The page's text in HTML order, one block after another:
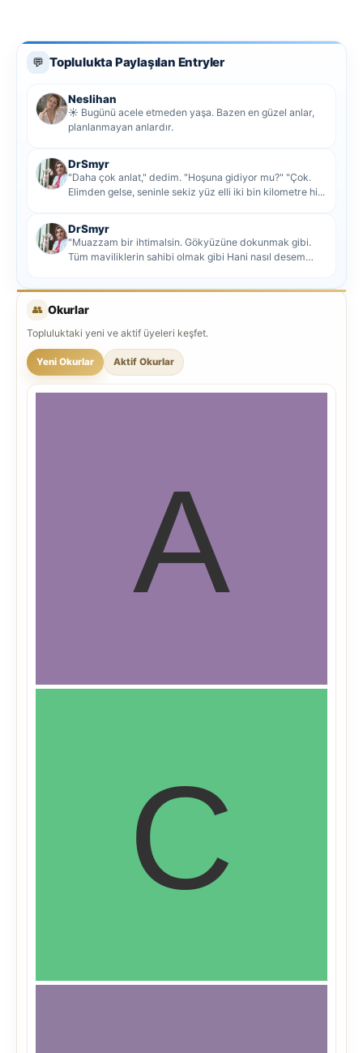
💬 Toplulukta Paylaşılan Entryler
Neslihan
☀️ Bugünü acele etmeden yaşa. Bazen en güzel anlar,
planlanmayan anlardır.
DrSmyr
"Daha çok anlat," dedim. "Hoşuna gidiyor mu?" "Çok.
Elimden gelse, seninle sekiz yüz elli iki bin kilometre hi...
DrSmyr
"Muazzam bir ihtimalsin. Gökyüzüne dokunmak gibi.
Tüm maviliklerin sahibi olmak gibi Hani nasıl desem
👥 Okurlar
Topluluktaki yeni ve aktif üyeleri keşfet.
Yeni Okurlar Aktif Okurlar